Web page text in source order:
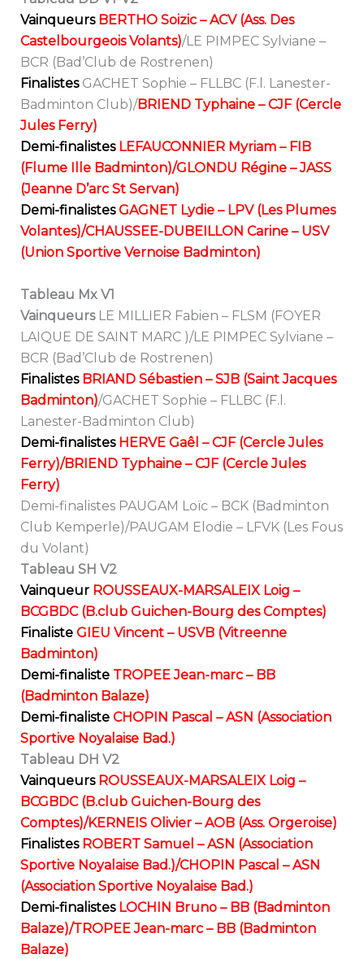
VainqueursBERTHO Soizic – ACV (Ass. Des
Castelbourgeois Volants)/LE PIMPEC Sylviane –
BCR (Bad’Club de Rostrenen)
FinalistesGACHET Sophie – FLLBC (F.l. Lanester-
Badminton Club)/BRIEND Typhaine – CJF (Cercle
Jules Ferry)
Demi-finalistesLEFAUCONNIER Myriam – FIB
(Flume Ille Badminton)/GLONDU Régine – JASS
(Jeanne D’arc St Servan)
Demi-finalistesGAGNET Lydie – LPV (Les Plumes
Volantes)/CHAUSSEE-DUBEILLON Carine – USV
(Union Sportive Vernoise Badminton)
Tableau Mx V1
Vainqueurs LE MILLIER Fabien – FLSM (FOYER
LAIQUE DE SAINT MARC )/LE PIMPEC Sylviane –
BCR (Bad’Club de Rostrenen)
FinalistesBRIAND Sébastien – SJB (Saint Jacques
Badminton)/GACHET Sophie – FLLBC (F.l.
Lanester-Badminton Club)
Demi-finalistesHERVE Gaêl – CJF (Cercle Jules
Ferry)/BRIEND Typhaine – CJF (Cercle Jules
Ferry)
Demi-finalistes PAUGAM Loïc – BCK (Badminton
Club Kemperle)/PAUGAM Elodie – LFVK (Les Fous
du Volant)
Tableau SH V2
VainqueurROUSSEAUX-MARSALEIX Loig –
BCGBDC (B.club Guichen-Bourg des Comptes)
FinalisteGIEU Vincent – USVB (Vitreenne
Badminton)
Demi-finalisteTROPEE Jean-marc – BB
(Badminton Balaze)
Demi-finalisteCHOPIN Pascal – ASN (Association
Sportive Noyalaise Bad.)
Tableau DH V2
VainqueursROUSSEAUX-MARSALEIX Loig –
BCGBDC (B.club Guichen-Bourg des
Comptes)/KERNEIS Olivier – AOB (Ass. Orgeroise)
FinalistesROBERT Samuel – ASN (Association
Sportive Noyalaise Bad.)/CHOPIN Pascal – ASN
(Association Sportive Noyalaise Bad.)
Demi-finalistesLOCHIN Bruno – BB (Badminton
Balaze)/TROPEE Jean-marc – BB (Badminton
Balaze)